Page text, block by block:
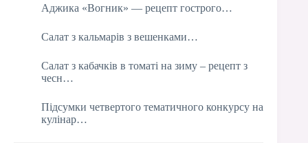
Аджика «Вогник» — рецепт гострого…
Салат з кальмарів з вешенками…
Салат з кабачків в томаті на зиму – рецепт з
чесн…
Підсумки четвертого тематичного конкурсу на
кулінар…